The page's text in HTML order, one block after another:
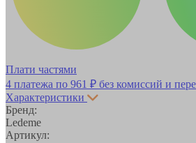
Плати частями
4 платежа по 961 ₽ без комиссий и
Характеристики
Бренд:
Ledeme
Артикул: